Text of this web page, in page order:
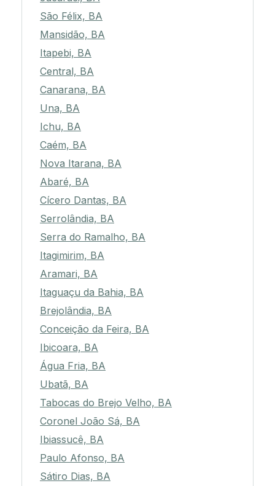
São Félix, BA
Mansidão, BA
Itapebi, BA
Central, BA
Canarana, BA
Una, BA
Ichu, BA
Caém, BA
Nova Itarana, BA
Abaré, BA
Cícero Dantas, BA
Serrolândia, BA
Serra do Ramalho, BA
Itagimirim, BA
Aramari, BA
Itaguaçu da Bahia, BA
Brejolândia, BA
Conceição da Feira, BA
Ibicoara, BA
Água Fria, BA
Ubatã, BA
Tabocas do Brejo Velho, BA
Coronel João Sá, BA
Ibiassucê, BA
Paulo Afonso, BA
Sátiro Dias, BA